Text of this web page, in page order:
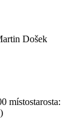
Došek
místostarosta: